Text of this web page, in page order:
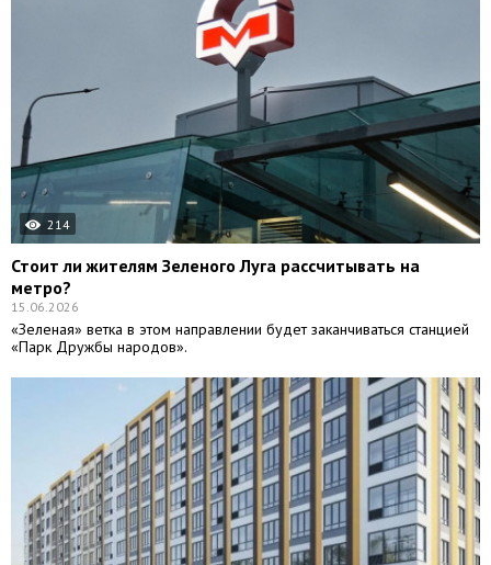
214
Стоит ли жителям Зеленого Луга рассчитывать на
метро?
15.06.2026
«Зеленая» ветка в этом направлении будет заканчиваться станцией
«Парк Дружбы народов».